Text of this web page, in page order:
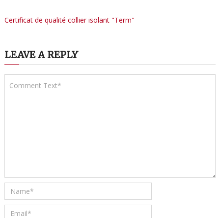
Certificat de qualité collier isolant "Term"
LEAVE A REPLY